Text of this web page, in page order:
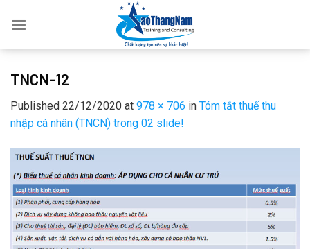
TNCN-12
Published 22/12/2020 at 978 × 706 in Tóm tắt thuế thu
nhập cá nhân (TNCN) trong 02 slide!